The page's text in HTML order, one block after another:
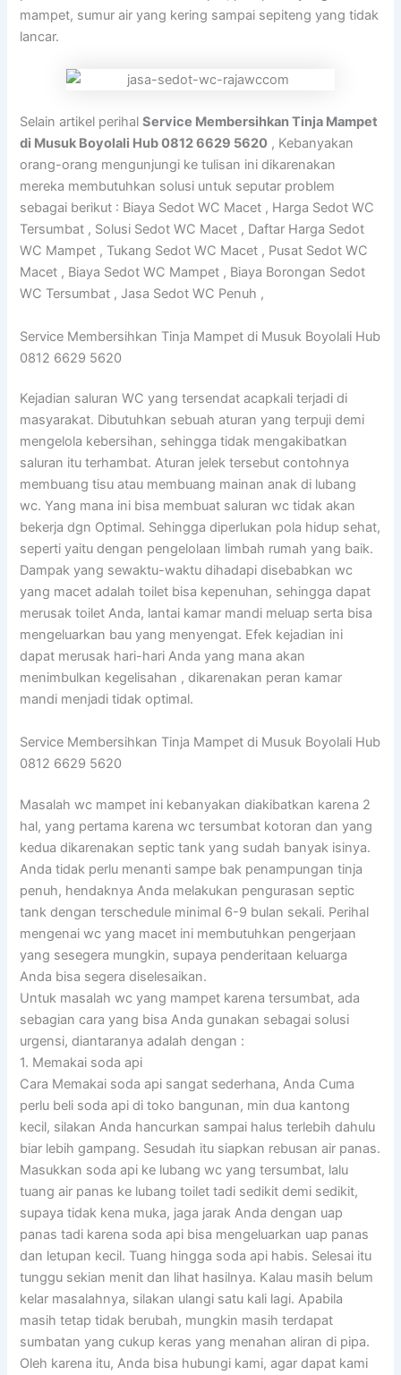
mampet, sumur air yang kering sampai sepiteng yang tidak
lancar.
Selain artikel perihalService Membersihkan Tinja Mampet
di Musuk Boyolali Hub 0812 6629 5620 , Kebanyakan
orang-orang mengunjungi ke tulisan ini dikarenakan
mereka membutuhkan solusi untuk seputar problem
sebagai berikut : Biaya Sedot WC Macet , Harga Sedot WC
Tersumbat , Solusi Sedot WC Macet , Daftar Harga Sedot
WC Mampet , Tukang Sedot WC Macet , Pusat Sedot WC
Macet , Biaya Sedot WC Mampet , Biaya Borongan Sedot
WC Tersumbat , Jasa Sedot WC Penuh ,
Service Membersihkan Tinja Mampet di Musuk Boyolali Hub
0812 6629 5620
Kejadian saluran WC yang tersendat acapkali terjadi di
masyarakat. Dibutuhkan sebuah aturan yang terpuji demi
mengelola kebersihan, sehingga tidak mengakibatkan
saluran itu terhambat. Aturan jelek tersebut contohnya
membuang tisu atau membuang mainan anak di lubang
wc. Yang mana ini bisa membuat saluran wc tidak akan
bekerja dgn Optimal. Sehingga diperlukan pola hidup sehat,
seperti yaitu dengan pengelolaan limbah rumah yang baik.
Dampak yang sewaktu-waktu dihadapi disebabkan wc
yang macet adalah toilet bisa kepenuhan, sehingga dapat
merusak toilet Anda, lantai kamar mandi meluap serta bisa
mengeluarkan bau yang menyengat. Efek kejadian ini
dapat merusak hari-hari Anda yang mana akan
menimbulkan kegelisahan , dikarenakan peran kamar
mandi menjadi tidak optimal.
Service Membersihkan Tinja Mampet di Musuk Boyolali Hub
0812 6629 5620
Masalah wc mampet ini kebanyakan diakibatkan karena 2
hal, yang pertama karena wc tersumbat kotoran dan yang
kedua dikarenakan septic tank yang sudah banyak isinya.
Anda tidak perlu menanti sampe bak penampungan tinja
penuh, hendaknya Anda melakukan pengurasan septic
tank dengan terschedule minimal 6-9 bulan sekali. Perihal
mengenai wc yang macet ini membutuhkan pengerjaan
yang sesegera mungkin, supaya penderitaan keluarga
Anda bisa segera diselesaikan.
Untuk masalah wc yang mampet karena tersumbat, ada
sebagian cara yang bisa Anda gunakan sebagai solusi
urgensi, diantaranya adalah dengan :
1. Memakai soda api
Cara Memakai soda api sangat sederhana, Anda Cuma
perlu beli soda api di toko bangunan, min dua kantong
kecil, silakan Anda hancurkan sampai halus terlebih dahulu
biar lebih gampang. Sesudah itu siapkan rebusan air panas.
Masukkan soda api ke lubang wc yang tersumbat, lalu
tuang air panas ke lubang toilet tadi sedikit demi sedikit,
supaya tidak kena muka, jaga jarak Anda dengan uap
panas tadi karena soda api bisa mengeluarkan uap panas
dan letupan kecil. Tuang hingga soda api habis. Selesai itu
tunggu sekian menit dan lihat hasilnya. Kalau masih belum
kelar masalahnya, silakan ulangi satu kali lagi. Apabila
masih tetap tidak berubah, mungkin masih terdapat
sumbatan yang cukup keras yang menahan aliran di pipa.
Oleh karena itu, Anda bisa hubungi kami, agar dapat kami